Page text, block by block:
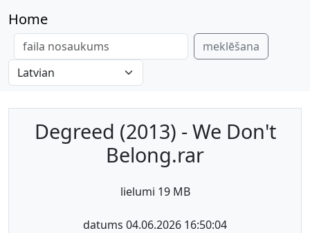
Home
meklēšana
Degreed (2013) - We Don't
Belong.rar
lielumi 19 MB
datums 04.06.2026 16:50:04